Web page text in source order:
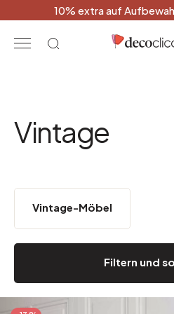
10% extra auf
Vintage
Filtern und
Vintage-Möbel